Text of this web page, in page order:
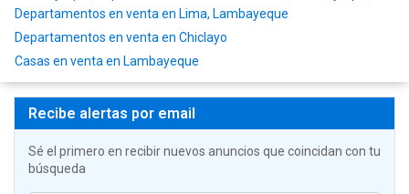
Departamentos en venta en Lima, Lambayeque
Departamentos en venta en Chiclayo
Casas en venta en Lambayeque
Recibe alertas por email
Sé el primero en recibir nuevos anuncios que coincidan con tu
búsqueda